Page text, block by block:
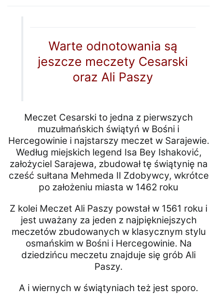
Warte odnotowania są
jeszcze meczety Cesarski
oraz Ali Paszy
Meczet Cesarski to jedna z pierwszych
muzułmańskich świątyń w Bośni i
Hercegowinie i najstarszy meczet w Sarajewie.
Według miejskich legend Isa Bey Ishaković,
założyciel Sarajewa, zbudował tę świątynię na
cześć sułtana Mehmeda II Zdobywcy, wkrótce
po założeniu miasta w 1462 roku
Z kolei Meczet Ali Paszy powstał w 1561 roku i
jest uważany za jeden z najpiękniejszych
meczetów zbudowanych w klasycznym stylu
osmańskim w Bośni i Hercegowinie. Na
dziedzińcu meczetu znajduje się grób Ali
Paszy.
A i wiernych w świątyniach też jest sporo.